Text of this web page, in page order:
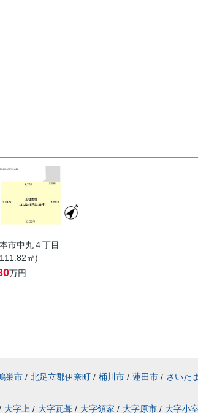
市中丸４丁目
㎡)
万円
巣市 / 北足立郡伊奈町 / 桶川市 / 蓮田市 / さいた
大字上 / 大字瓦葺 / 大字領家 / 大字原市 / 大字小